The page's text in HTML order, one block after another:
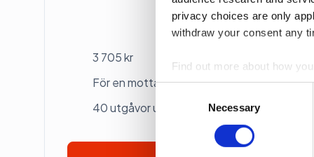
privacy choices are only
withdraw your consent any
Find out more about how
information about your use
other information that
Consent
Necessary
Betalas årsvis
3 705 kr
För en mottagare
40 utgåvor under ett år